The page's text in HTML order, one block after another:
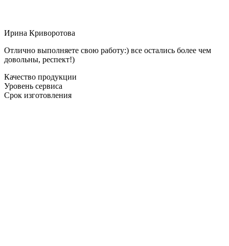
Ирина Криворотова
Отлично выполняете свою работу:) все остались более чем
довольны, респект!)
Качество продукции
Уровень сервиса
Срок изготовления